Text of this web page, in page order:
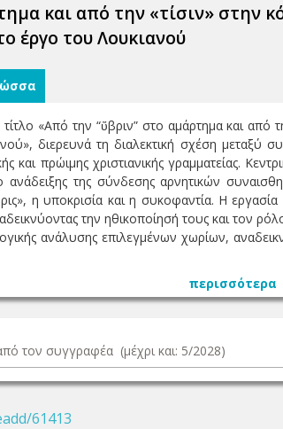
και από την «τίσιν» στην
έργο του Λουκιανού
«Από την “ὕβριν” στο αμάρτημα και από
διερευνά τη διαλεκτική σχέση μεταξύ
και πρώιμης χριστιανικής γραμματείας.
ανάδειξης της σύνδεσης αρνητικών
η υποκρισία και η συκοφαντία. Η εργασία
την ηθικοποίησή τους και τον
ανάλυσης επιλεγμένων χωρίων,
περισσότερα
τον συγγραφέα (μέχρι και: 5/2028)
61413